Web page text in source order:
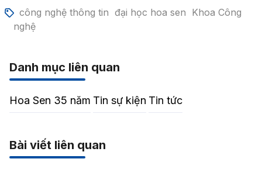
công nghệ thông tin đại học hoa sen Khoa Công
nghệ
Danh mục liên quan
Hoa Sen 35 năm Tin sự kiện Tin tức
Bài viết liên quan